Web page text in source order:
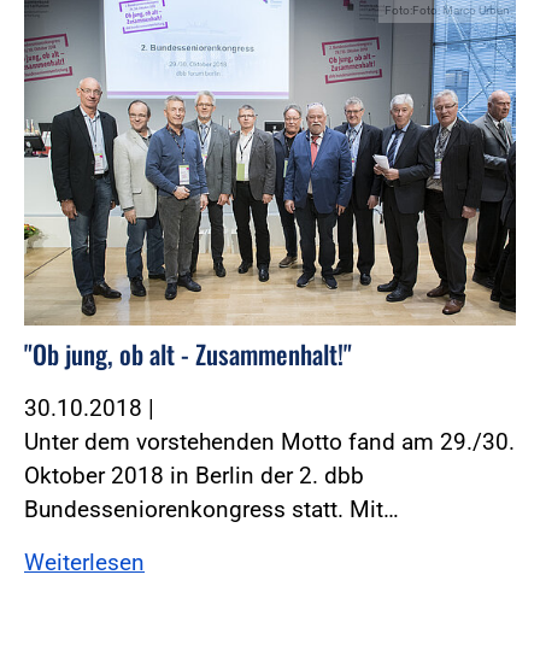
Foto:Foto: Marco Urban
"Ob jung, ob alt - Zusammenhalt!"
30.10.2018 |
Unter dem vorstehenden Motto fand am 29./30.
Oktober 2018 in Berlin der 2. dbb
Bundesseniorenkongress statt. Mit…
Weiterlesen